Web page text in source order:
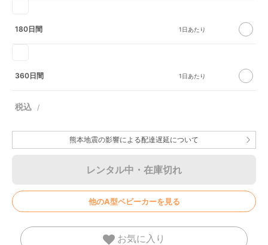
180日間
360日間
熊本地震の影響による配達遅延について
レンタル中・在庫切れ
他のA型ベビーカーを見る
お気に入り